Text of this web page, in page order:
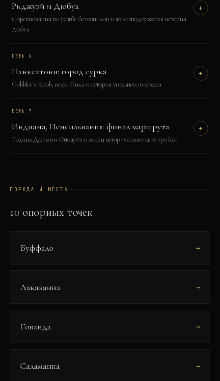
Риджуэй и Дюбуа
Соревнования по резьбе бензопилой и железнодорожная история
Дюбуа
+
ДЕНЬ 6
Панксатони: город сурка
Gobbler's Knob, нора Фила и история угольного городка
+
ДЕНЬ 7
Индиана, Пенсильвания: финал маршрута
Родина Джимми Стюарта и конец исторического авто-трейла
+
ГОРОДА И МЕСТА
10 опорных точек
Буффало →
Лакаванна →
Гованда →
Саламанка →